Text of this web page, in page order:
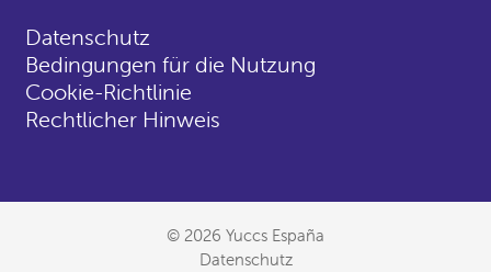
Datenschutz
Bedingungen für die Nutzung
Cookie-Richtlinie
Rechtlicher Hinweis
© 2026 Yuccs España
Datenschutz